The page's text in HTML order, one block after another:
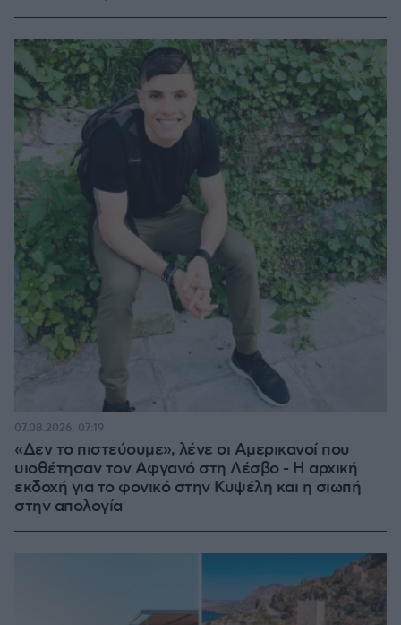
«Δεν το πιστεύουμε», λένε οι Αμερικανοί που
υιοθέτησαν τον Αφγανό στη Λέσβο - Η αρχική
εκδοχή για το φονικό στην Κυψέλη και η σιωπή
στην απολογία
07.08.2026, 07:19